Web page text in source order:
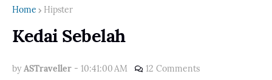
Home Hipster
Kedai Sebelah
by ASTraveller - 10:41:00 AM 12 Comments